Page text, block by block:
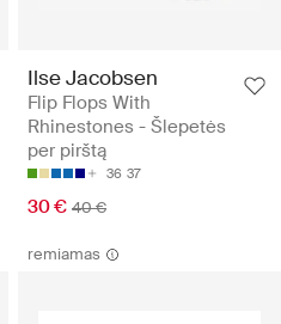
Ilse Jacobsen
Flip Flops With
Rhinestones - Šlepetės
per pirštą
36 37
30 € 40 €
remiamas